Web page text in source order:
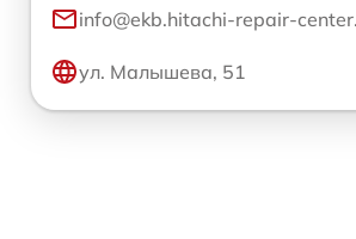
info@ekb.hitachi-repair-
ул. Малышева, 51